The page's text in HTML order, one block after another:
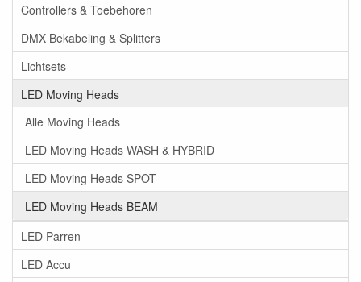
Controllers & Toebehoren
DMX Bekabeling & Splitters
Lichtsets
LED Moving Heads
Alle Moving Heads
LED Moving Heads WASH & HYBRID
LED Moving Heads SPOT
LED Moving Heads BEAM
LED Parren
LED Accu